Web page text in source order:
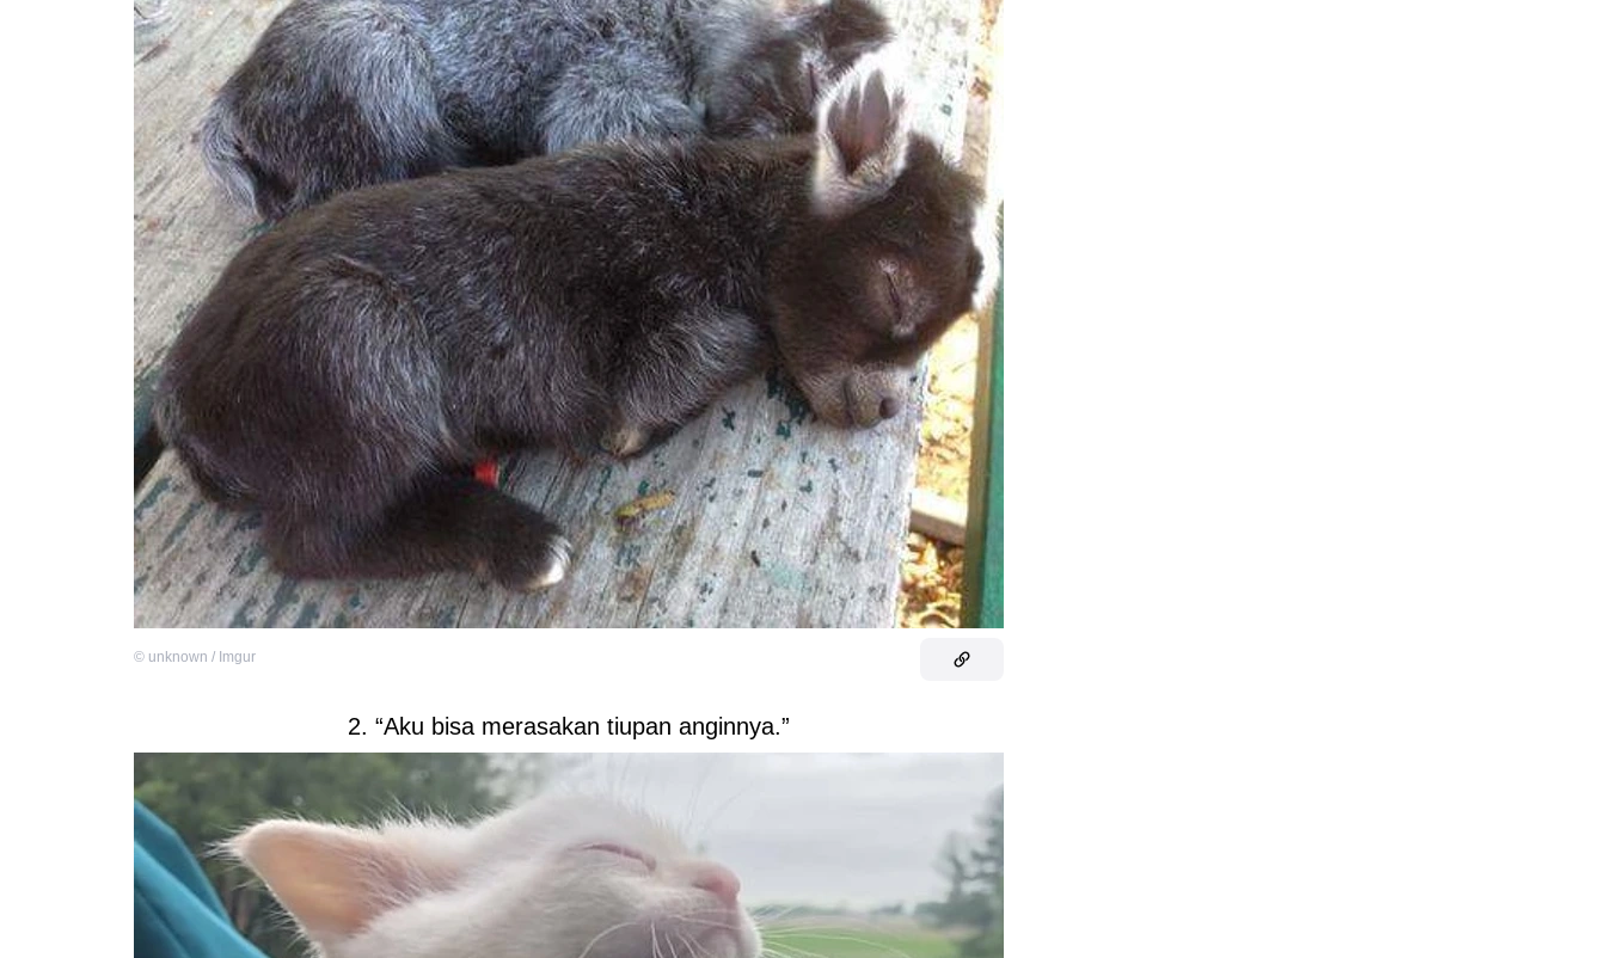
© unknown / Imgur
2. “Aku bisa merasakan tiupan anginnya.”